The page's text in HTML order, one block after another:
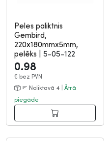
Peles paliktnis
Gembird,
220x180mmx5mm,
pelēks
5-05-122
0.98
€ bez PVN
Noliktavā 4 | Ātrā
piegāde